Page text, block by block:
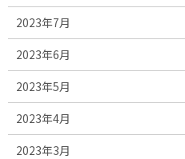
2023年7月
2023年6月
2023年5月
2023年4月
2023年3月